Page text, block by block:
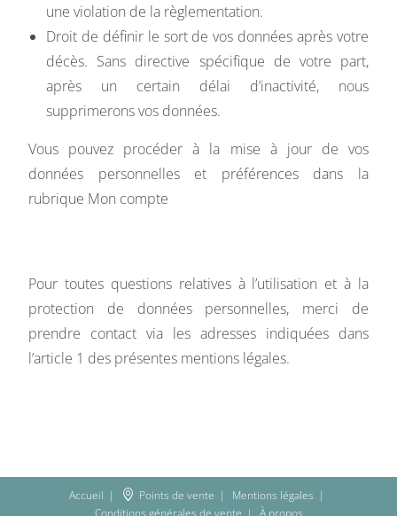
une violation de la règlementation.
Droit de définir le sort de vos données après votre
décès. Sans directive spécifique de votre part,
après un certain délai d’inactivité, nous
supprimerons vos données.
Vous pouvez procéder à la mise à jour de vos
données personnelles et préférences dans la
rubrique Mon compte
Pour toutes questions relatives à l’utilisation et à la
protection de données personnelles, merci de
prendre contact via les adresses indiquées dans
l’article 1 des présentes mentions légales.
Accueil Points de vente
Mentions légales
Conditions générales de vente
À propos